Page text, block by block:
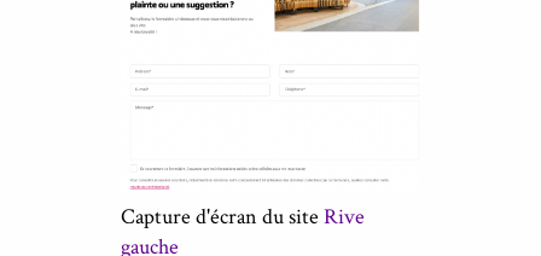
Capture d'écran du site Rive
gauche